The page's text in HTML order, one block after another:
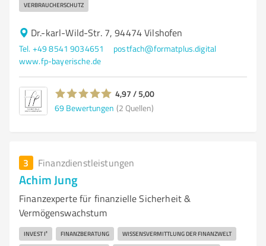
VERBRAUCHERSCHUTZ
Dr.-karl-Wild-Str. 7, 94474 Vilshofen
Tel. +49 8541 9034651
postfach@formatplus.digital
www.fp-bayerische.de
4,97 / 5,00
69 Bewertungen (2 Quellen)
3 Finanzdienstleistungen
Achim Jung
Finanzexperte für finanzielle Sicherheit &
Vermögenswachstum
INVEST I² FINANZBERATUNG WISSENSVERMITTLUNG DER FINANZWELT